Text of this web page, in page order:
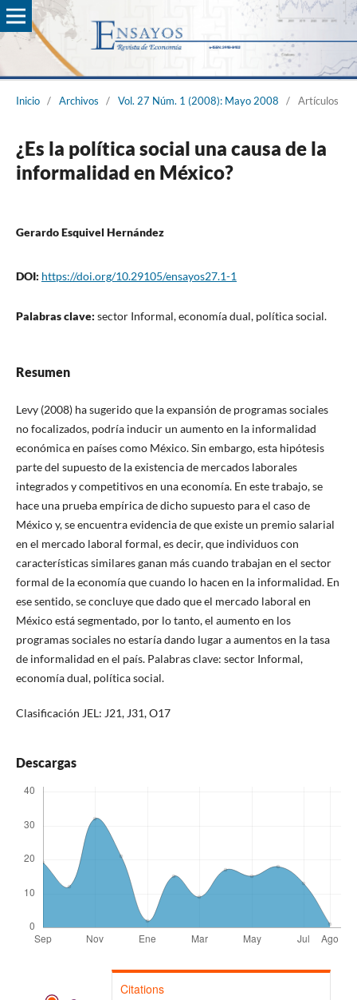
Inicio / Archivos / Vol. 27 Núm. 1 (2008): Mayo 2008 / Artículos
¿Es la política social una causa de la
informalidad en México?
Gerardo Esquivel Hernández
DOI: https://doi.org/10.29105/ensayos27.1-1
Palabras clave: sector Informal, economía dual, política social.
Resumen
Levy (2008) ha sugerido que la expansión de programas sociales
no focalizados, podría inducir un aumento en la informalidad
económica en países como México. Sin embargo, esta hipótesis
parte del supuesto de la existencia de mercados laborales
integrados y competitivos en una economía. En este trabajo, se
hace una prueba empírica de dicho supuesto para el caso de
México y, se encuentra evidencia de que existe un premio salarial
en el mercado laboral formal, es decir, que individuos con
características similares ganan más cuando trabajan en el sector
formal de la economía que cuando lo hacen en la informalidad. En
ese sentido, se concluye que dado que el mercado laboral en
México está segmentado, por lo tanto, el aumento en los
programas sociales no estaría dando lugar a aumentos en la tasa
de informalidad en el país. Palabras clave: sector Informal,
economía dual, política social.
Clasificación JEL: J21, J31, O17
Descargas
Citations